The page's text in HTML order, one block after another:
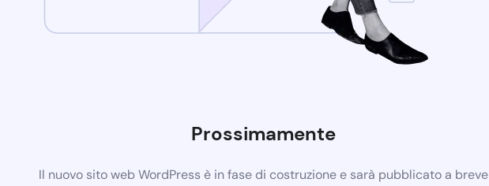
Prossimamente
Il nuovo sito web WordPress è in fase di costruzione e sarà pubblicato a breve